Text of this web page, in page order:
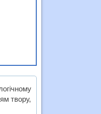
твору,